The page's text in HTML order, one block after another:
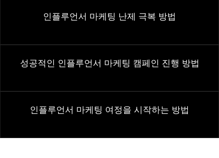
인플루언서 마케팅 난제 극복 방법
성공적인 인플루언서 마케팅 캠페인 진행 방법
인플루언서 마케팅 여정을 시작하는 방법